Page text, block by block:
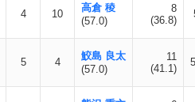
4 10
高倉 稜
(57.0)
8
(36.8)
5 4
鮫島 良太
(57.0)
11
(41.1)